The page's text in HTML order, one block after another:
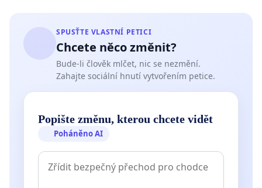
SPUSŤTE VLASTNÍ PETICI
Chcete něco změnit?
Bude-li člověk mlčet, nic se nezmění.
Zahajte sociální hnutí vytvořením petice.
Popište změnu, kterou chcete vidět
Poháněno AI